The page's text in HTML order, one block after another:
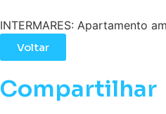
INTERMARES: Apartamento
Voltar
Compartilhar